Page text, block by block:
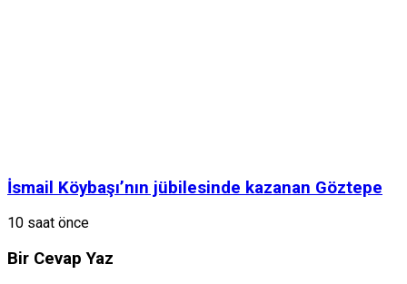
İsmail Köybaşı’nın jübilesinde kazanan Göztepe
10 saat önce
Bir Cevap Yaz